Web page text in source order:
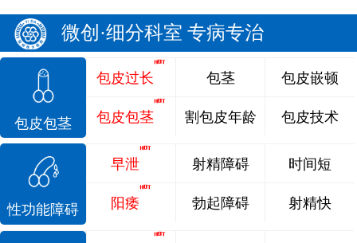
微创·细分科室 专病专治
包皮包茎
包皮过长
包皮包茎
包茎
割包皮年龄
包皮嵌顿
包皮技术
性功能障碍
早泄
阳痿
射精障碍
勃起障碍
时间短
射精快